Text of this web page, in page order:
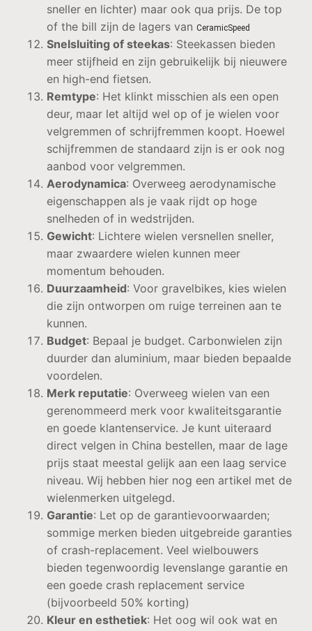
sneller en lichter) maar ook qua prijs. De top
of the bill zijn de lagers van CeramicSpeed
Snelsluiting of steekas: Steekassen bieden
meer stijfheid en zijn gebruikelijk bij nieuwere
en high-end fietsen.
Remtype: Het klinkt misschien als een open
deur, maar let altijd wel op of je wielen voor
velgremmen of schrijfremmen koopt. Hoewel
schijfremmen de standaard zijn is er ook nog
aanbod voor velgremmen.
Aerodynamica: Overweeg aerodynamische
eigenschappen als je vaak rijdt op hoge
snelheden of in wedstrijden.
Gewicht: Lichtere wielen versnellen sneller,
maar zwaardere wielen kunnen meer
momentum behouden.
Duurzaamheid: Voor gravelbikes, kies wielen
die zijn ontworpen om ruige terreinen aan te
kunnen.
Budget: Bepaal je budget. Carbonwielen zijn
duurder dan aluminium, maar bieden bepaalde
voordelen.
Merk reputatie: Overweeg wielen van een
gerenommeerd merk voor kwaliteitsgarantie
en goede klantenservice. Je kunt uiteraard
direct velgen in China bestellen, maar de lage
prijs staat meestal gelijk aan een laag service
niveau. Wij hebben hier nog een artikel met de
wielenmerken uitgelegd.
Garantie: Let op de garantievoorwaarden;
sommige merken bieden uitgebreide garanties
of crash-replacement. Veel wielbouwers
bieden tegenwoordig levenslange garantie en
een goede crash replacement service
(bijvoorbeeld 50% korting)
Kleur en esthetiek: Het oog wil ook wat en